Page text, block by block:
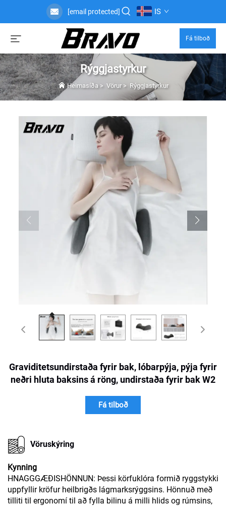
[email protected] IS
Fá tilboð
Rýggjastyrkur
Heimasíða> Vörur> Rýggjastyrkur
Graviditetsundirstaða fyrir bak, lóbarpýja, pýja fyrir
neðri hluta baksins á röng, undirstaða fyrir bak W2
Fá tilboð
Vöruskýring
Kynning
HNAGGGÆÐISHÖNNUN: Þessi körfuklóra formið ryggstykki
uppfyllir kröfur heilbrigðs lágmarksrýggsins. Hönnuð með
tilliti til ergonomí til að fylla bilinu á milli hlids og rúmsins,